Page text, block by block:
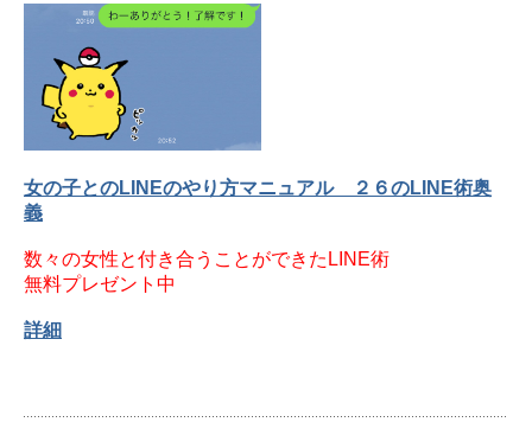
女の子とのLINEのやり方マニュアル ２６のLINE術奥
義
数々の女性と付き合うことができたLINE術
無料プレゼント中
詳細